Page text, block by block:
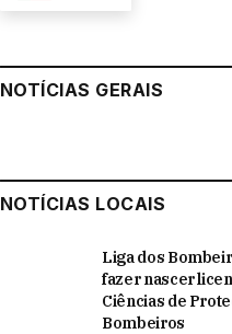
NOTÍCIAS GERAIS
NOTÍCIAS LOCAIS
Liga dos
fazer nascer
Ciências de
Bombeiros